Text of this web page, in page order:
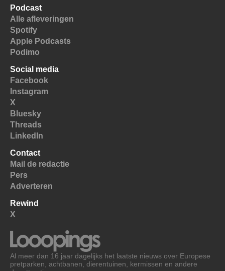
Podcast
Alle afleveringen
Spotify
Apple Podcasts
Podimo
Social media
Facebook
Instagram
X
Bluesky
Threads
LinkedIn
Contact
Mail de redactie
Pers
Adverteren
Rewind
X
Al meer dan 16 jaar dagelijks het laatste nieuws over Europese
pretparken, achtbanen, dierentuinen, kermissen en andere